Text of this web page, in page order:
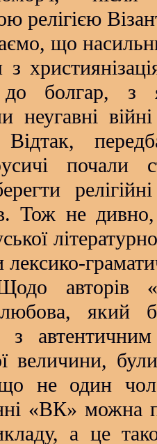
релігією
що
з
до болгар, з
неугавні
Відтак,
почали
Тож не
лексико-
який
з
величини,
не один
«ВК» можна
а це